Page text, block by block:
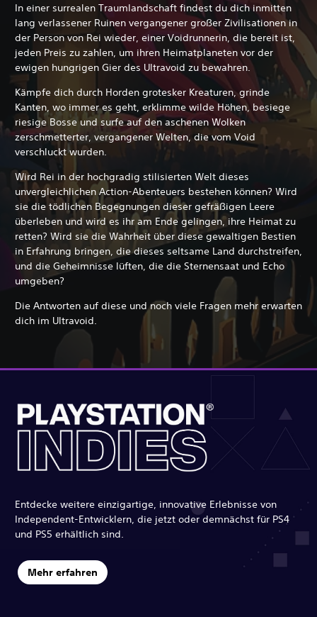
In einer surrealen Traumlandschaft findest du dich inmitten
lang verlassener Ruinen vergangener großer Zivilisationen in
der Person von Rei wieder, einer Voidrunnerin, die bereit ist,
jeden Preis zu zahlen, um ihren Heimatplaneten vor der
ewigen hungrigen Gier des Ultravoid zu bewahren.
Kämpfe dich durch Horden grotesker Kreaturen, grinde
Kanten, wo immer es geht, erklimme wilde Höhen, besiege
riesige Bosse und surfe auf den aschenen Wolken
zerschmetterter, vergangener Welten, die vom Void
verschluckt wurden.
Wird Rei in der hochgradig stilisierten Welt dieses
unvergleichlichen Action-Abenteuers bestehen können? Wird
sie die tödlichen Begegnungen dieser gefräßigen Leere
überleben und wird es ihr am Ende gelingen, ihre Heimat zu
retten? Wird sie die Wahrheit über diese gewaltigen Bestien
in Erfahrung bringen, die dieses seltsame Land durchstreifen,
und die Geheimnisse lüften, die die Sternensaat und Echo
umgeben?
Die Antworten auf diese und noch viele Fragen mehr erwarten
dich im Ultravoid.
Entdecke weitere einzigartige, innovative Erlebnisse von
Independent-Entwicklern, die jetzt oder demnächst für PS4
und PS5 erhältlich sind.
Mehr erfahren